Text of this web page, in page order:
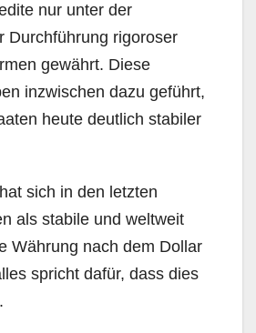
nur unter der
Durchführung rigoroser
gewährt. Diese
inzwischen dazu geführt,
heute deutlich stabiler
sich in den letzten
als stabile und weltweit
Währung nach dem Dollar
spricht dafür, dass dies